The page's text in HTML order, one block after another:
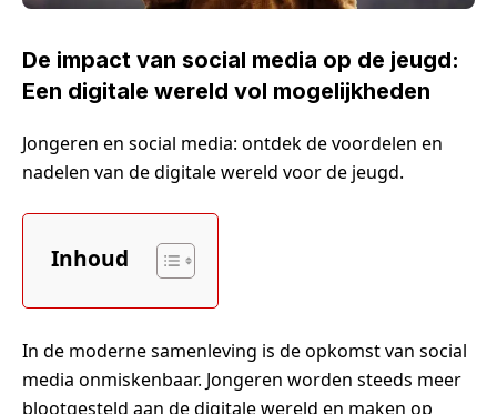
De impact van social media op de jeugd:
Een digitale wereld vol mogelijkheden
Jongeren en social media: ontdek de voordelen en
nadelen van de digitale wereld voor de jeugd.
Inhoud
In de moderne samenleving is de opkomst van social
media onmiskenbaar. Jongeren worden steeds meer
blootgesteld aan de digitale wereld en maken op